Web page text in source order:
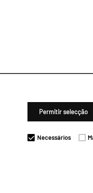
Permitir selecção
Necessários